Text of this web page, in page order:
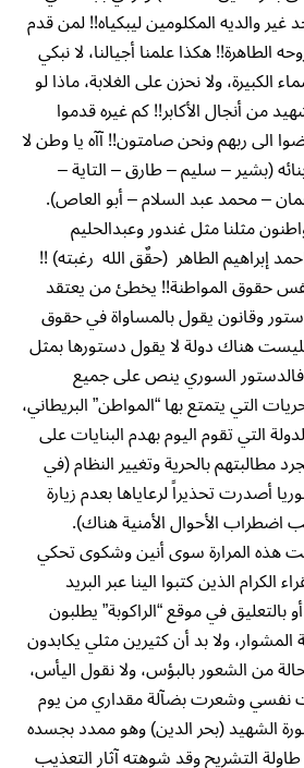
غير والديه المكلومين ليبكياه!! لمن قدم
الطاهرة!! هكذا علمنا أجيالنا، لا نبكي
الكبيرة، ولا نحزن على الغلابة، ماذا لو
من أنجال الأكابر!! كم غيره قدموا
الى ربهم ونحن صامتون!! آآه يا وطن لا
(بشير – سليم – طارق – التاية –
– محمد عبد السلام – أبو العاص).
مثلنا مثل غندور وعبدالحليم
إبراهيم الطاهر (حقٌق الله رغبته) !!
حقوق المواطنة!! يخطئ من يعتقد
وقانون يقول بالمساواة في حقوق
هناك دولة لا يقول دستورها بمثل
فالدستور السوري ينص على جميع
التي يتمتع بها “المواطن” البريطاني،
التي تقوم اليوم بهدم البنايات على
مطالبتهم بالحرية وتغيير النظام (في
أصدرت تحذيراً لرعاياها بعدم زيارة
اضطراب الأحوال الأمنية هناك).
هذه المرارة سوى أنين وشكوى تحكي
الكرام الذين كتبوا الينا عبر البريد
بالتعليق في موقع “الراكوبة” يطلبون
المشوار، ولا بد أن كثيرين مثلي يكابدون
من الشعور بالبؤس، ولا نقول اليأس،
نفسي وشعرت بضآلة مقداري من يوم
الشهيد (بحر الدين) وهو ممدد بجسده
التشريح وقد شوهته آثار التعذيب